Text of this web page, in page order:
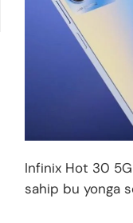
Infinix Hot 30
sahip bu yonga